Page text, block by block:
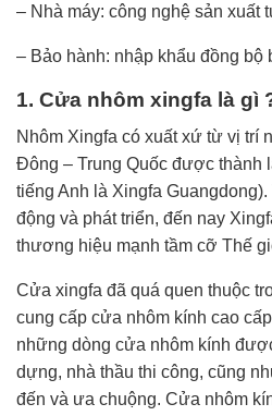
– Nhà máy: công nghệ sản xuất
– Bảo hành: nhập khẩu đồng bộ
1. Cửa nhôm xingfa là gì
Nhôm Xingfa có xuất xứ từ vị trí
Đông – Trung Quốc được thành
tiếng Anh là Xingfa
động và phát triển, đến nay
thương hiệu mạnh tầm cỡ Thế
Cửa xingfa đã quá quen thuộc
cung cấp cửa nhôm kính cao
những dòng cửa nhôm kính
dựng, nhà thầu thi công, cũng
đến và ưa chuộng. Cửa nhôm